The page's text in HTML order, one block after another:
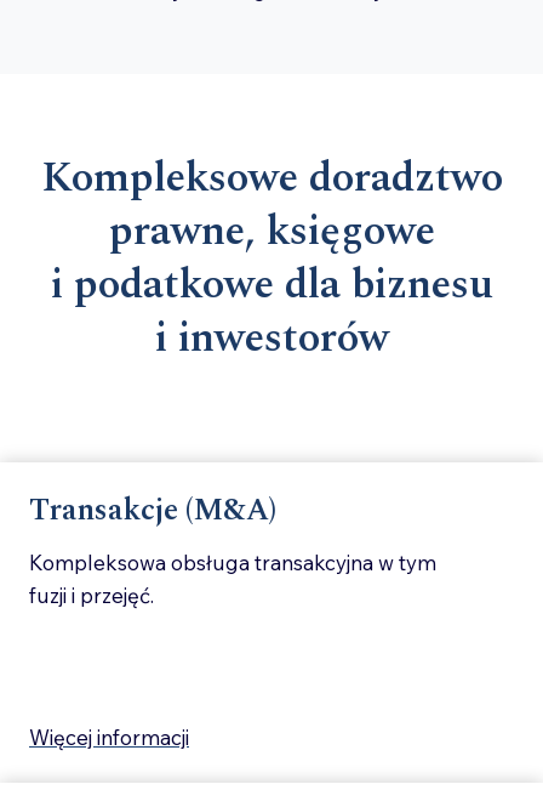
Kompleksowe doradztwo
prawne, księgowe
i podatkowe dla biznesu
i inwestorów
Transakcje (M&A)
Kompleksowa obsługa transakcyjna w tym
fuzji i przejęć.
Więcej informacji